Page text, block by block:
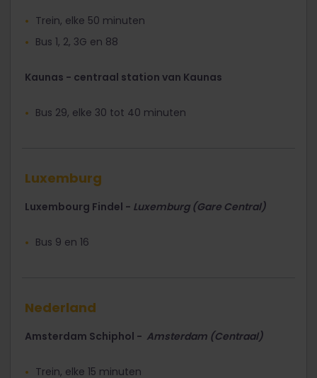
Trein, elke 50 minuten
Bus 1, 2, 3G en 88
Kaunas - centraal station van Kaunas
Bus 29, elke 30 tot 40 minuten
Luxemburg
Luxembourg Findel - Luxemburg (Gare Central)
Bus 9 en 16
Nederland
Amsterdam Schiphol - Amsterdam (Centraal)
Trein, elke 15 minuten